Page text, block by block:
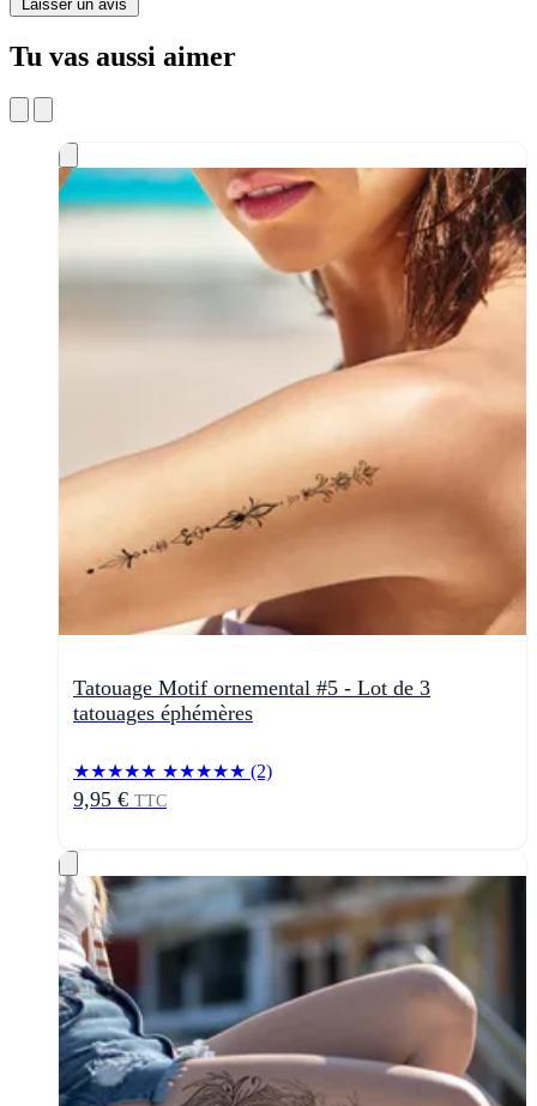
Laisser un avis
Tu vas aussi aimer
Tatouage Motif ornemental #5 - Lot de 3
tatouages éphémères
★★★★★ ★★★★★ (2)
9,95 € TTC